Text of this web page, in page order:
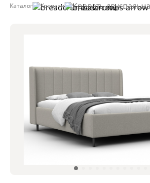
Каталог Кровати Кровать